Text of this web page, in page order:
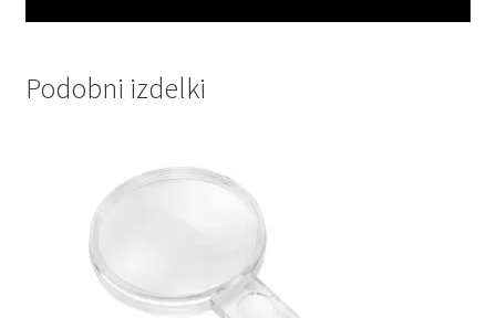
Podobni izdelki